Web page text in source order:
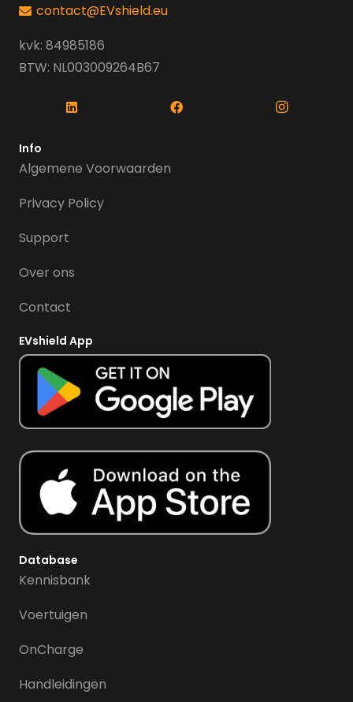
contact@EVshield.eu
kvk: 84985186
BTW: NL003009264B67
Info
Algemene Voorwaarden
Privacy Policy
Support
Over ons
Contact
EVshield App
Database
Kennisbank
Voertuigen
OnCharge
Handleidingen